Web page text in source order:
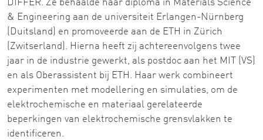
DIFFER. Ze behaalde haar diploma in Materials Science
& Engineering aan de universiteit Erlangen-Nürnberg
(Duitsland) en promoveerde aan de ETH in Zürich
(Zwitserland). Hierna heeft zij achtereenvolgens twee
jaar in de industrie gewerkt, als postdoc aan het MIT (VS)
en als Oberassistent bij ETH. Haar werk combineert
experimenten met modellering en simulaties, om de
elektrochemische en materiaal gerelateerde
beperkingen van elektrochemische grensvlakken te
identificeren.